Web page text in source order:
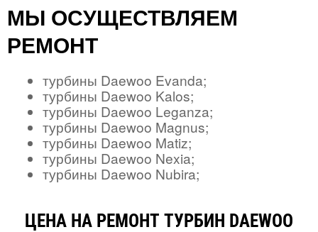
МЫ ОСУЩЕСТВЛЯЕМ
РЕМОНТ
турбины Daewoo Evanda;
турбины Daewoo Kalos;
турбины Daewoo Leganza;
турбины Daewoo Magnus;
турбины Daewoo Matiz;
турбины Daewoo Nexia;
турбины Daewoo Nubira;
ЦЕНА НА РЕМОНТ ТУРБИН DAEWOO